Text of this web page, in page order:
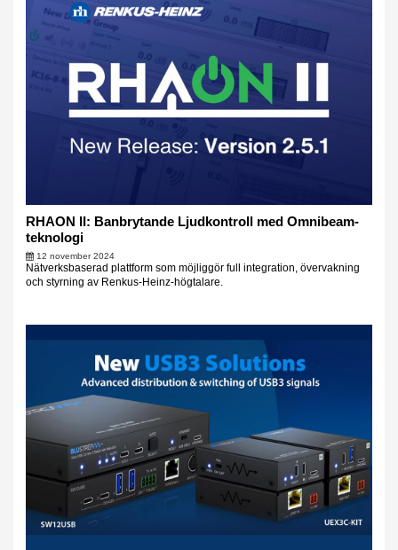
RHAON II: Banbrytande Ljudkontroll med Omnibeam-
teknologi
12 november 2024
Nätverksbaserad plattform som möjliggör full integration, övervakning
och styrning av Renkus-Heinz-högtalare.